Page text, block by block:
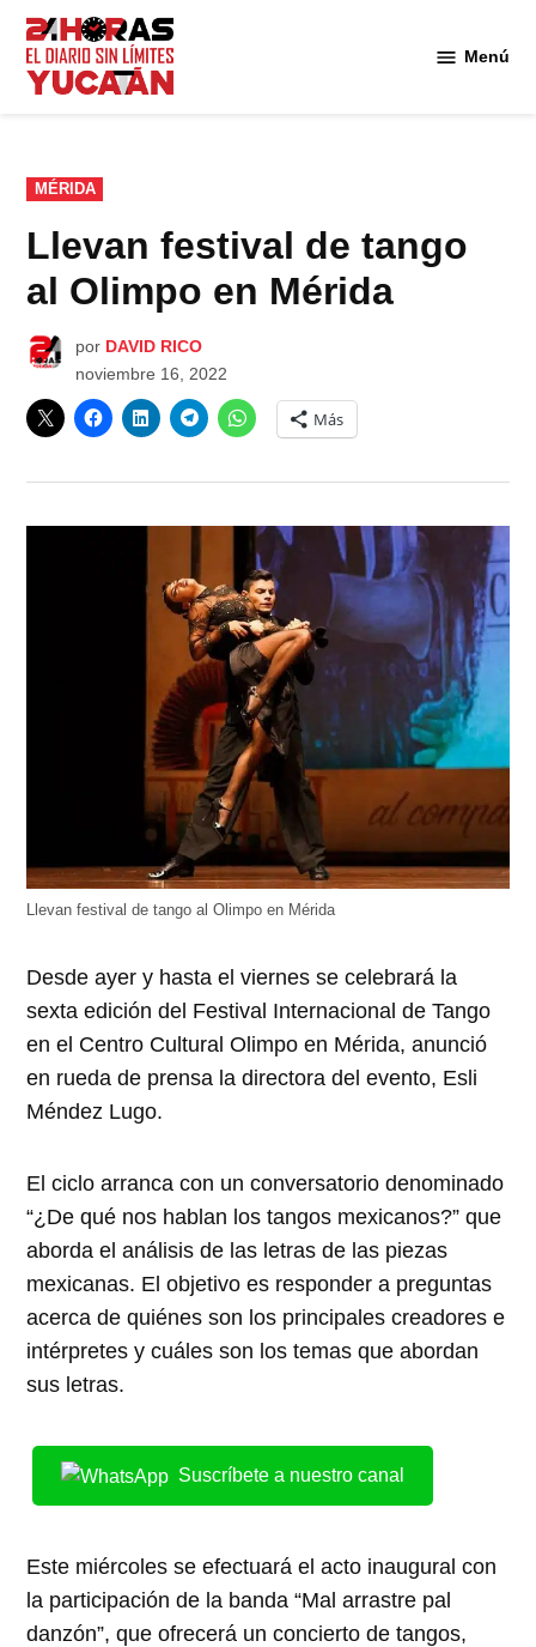
Saltar
contenido
Menú
PUBLICADO
EN
MÉRIDA
Llevan festival de tango
al Olimpo en Mérida
por DAVID RICO
noviembre 16, 2022
Más
Llevan festival de tango al Olimpo en Mérida
Desde ayer y hasta el viernes se celebrará la
sexta edición del Festival Internacional de Tango
en el Centro Cultural Olimpo en Mérida, anunció
en rueda de prensa la directora del evento, Esli
Méndez Lugo.
El ciclo arranca con un conversatorio denominado
“¿De qué nos hablan los tangos mexicanos?” que
aborda el análisis de las letras de las piezas
mexicanas. El objetivo es responder a preguntas
acerca de quiénes son los principales creadores e
intérpretes y cuáles son los temas que abordan
sus letras.
Suscríbete a nuestro canal
Este miércoles se efectuará el acto inaugural con
la participación de la banda “Mal arrastre pal
danzón”, que ofrecerá un concierto de tangos,